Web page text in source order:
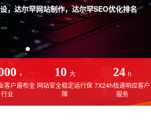
，达尔罕网站制作，达尔罕SEO优化排名
+
客户遍布全
行业
10 大
网站安全稳定运行保
障
24 h
7X24h极速响应客户
服务